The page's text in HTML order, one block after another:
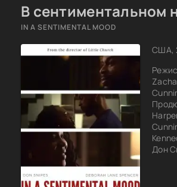
В сентиментальном
IN A SENTIMENTAL MOOD
США,
Дон